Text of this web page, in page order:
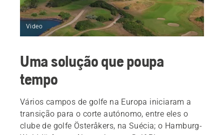
Video
Uma solução que poupa
tempo
Vários campos de golfe na Europa iniciaram a
transição para o corte autónomo, entre eles o
clube de golfe Österåkers, na Suécia; o Hamburg-